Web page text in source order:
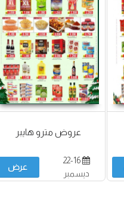
عروض مترو هايبر
22-16
ديسمبر
عرض